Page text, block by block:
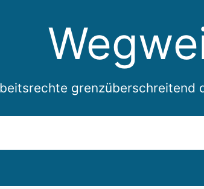
grenzüberschreitend